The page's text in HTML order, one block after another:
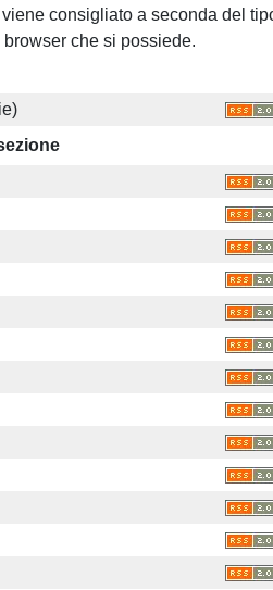
consigliato a seconda del
che si possiede.